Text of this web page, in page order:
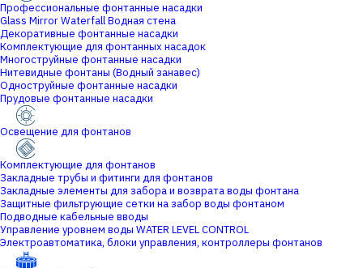
Профессиональные фонтанные насадки
Glass Mirror Waterfall Водная стена
Декоративные фонтанные насадки
Комплектующие для фонтанных насадок
Многоструйные фонтанные насадки
Нитевидные фонтаны (Водный занавес)
Одноструйные фонтанные насадки
Прудовые фонтанные насадки
Освещение для фонтанов
Комплектующие для фонтанов
Закладные трубы и фитинги для фонтанов
Закладные элементы для забора и возврата воды фонтана
Защитные фильтрующие сетки на забор воды фонтаном
Подводные кабельные вводы
Управление уровнем воды WATER LEVEL CONTROL
Электроавтоматика, блоки управления, контроллеры фонтанов